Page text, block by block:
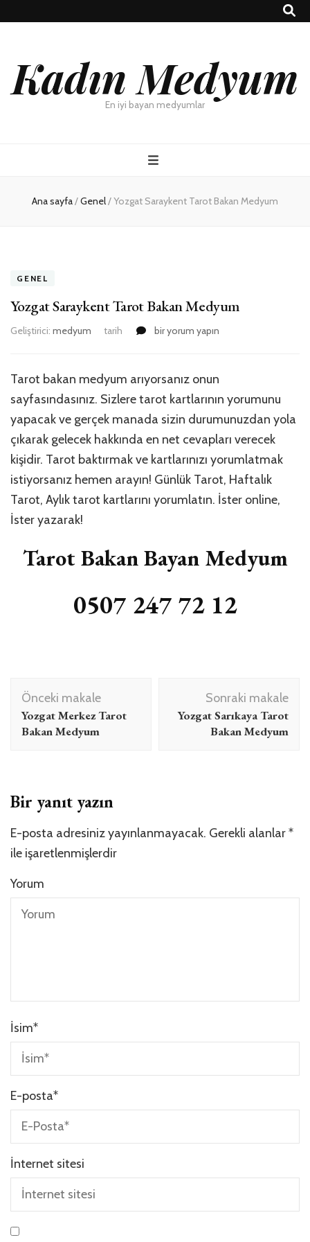
Kadın Medyum
En iyi bayan medyumlar
Ana sayfa/Genel/Yozgat Saraykent Tarot Bakan Medyum
GENEL
Yozgat Saraykent Tarot Bakan Medyum
Geliştirici: medyum tarih
Yozgat
için
bir yorum yapın
Tarot bakan medyum arıyorsanız onun
sayfasındasınız. Sizlere tarot kartlarının yorumunu
yapacak ve gerçek manada sizin durumunuzdan yola
çıkarak gelecek hakkında en net cevapları verecek
kişidir. Tarot baktırmak ve kartlarınızı yorumlatmak
istiyorsanız hemen arayın! Günlük Tarot, Haftalık
Tarot, Aylık tarot kartlarını yorumlatın. İster online,
İster yazarak!
Tarot Bakan Bayan Medyum
0507 247 72 12
Yazı
dolaşımı
Önceki makale
Yozgat Merkez Tarot
Bakan Medyum
Sonraki makale
Yozgat Sarıkaya Tarot
Bakan Medyum
Bir yanıt yazın
E-posta adresiniz yayınlanmayacak. Gerekli alanlar*
ile işaretlenmişlerdir
Yorum
İsim*
E-posta*
İnternet sitesi